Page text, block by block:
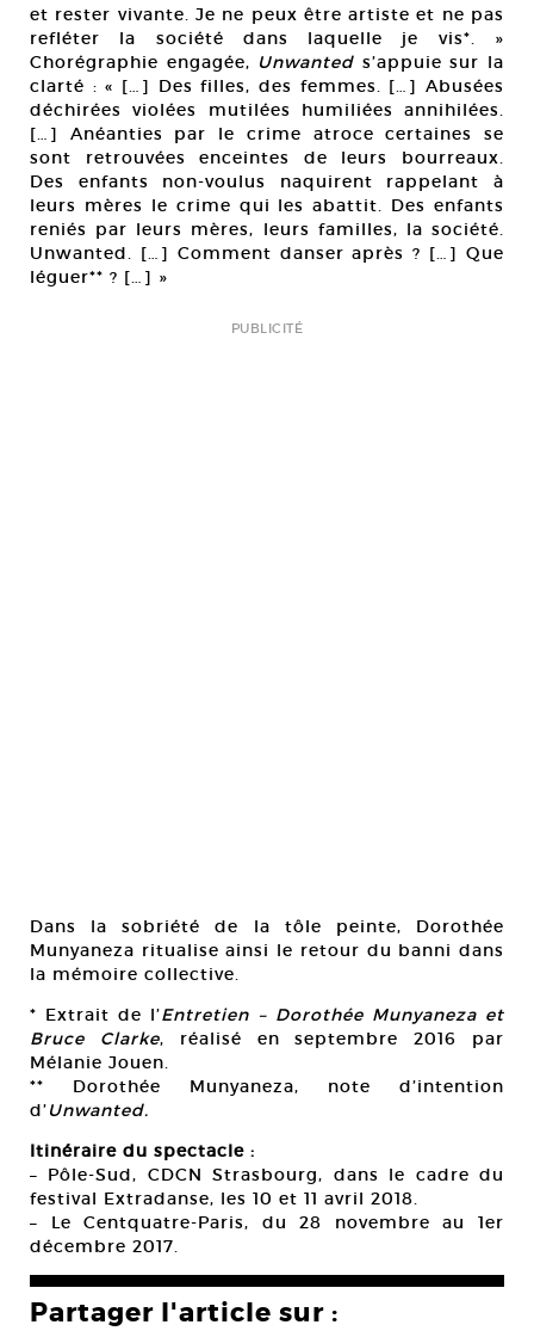
et rester vivante. Je ne peux être artiste et ne pas
refléter la société dans laquelle je vis*. »
Chorégraphie engagée, Unwanted s’appuie sur la
clarté : « […] Des filles, des femmes. […] Abusées
déchirées violées mutilées humiliées annihilées.
[…] Anéanties par le crime atroce certaines se
sont retrouvées enceintes de leurs bourreaux.
Des enfants non-voulus naquirent rappelant à
leurs mères le crime qui les abattit. Des enfants
reniés par leurs mères, leurs familles, la société.
Unwanted. […] Comment danser après ? […] Que
léguer** ? […] »
PUBLICITÉ
Dans la sobriété de la tôle peinte, Dorothée
Munyaneza ritualise ainsi le retour du banni dans
la mémoire collective.
* Extrait de l’Entretien – Dorothée Munyaneza et
Bruce Clarke, réalisé en septembre 2016 par
Mélanie Jouen.
** Dorothée Munyaneza, note d’intention
d’Unwanted.
Itinéraire du spectacle :
– Pôle-Sud, CDCN Strasbourg, dans le cadre du
festival Extradanse, les 10 et 11 avril 2018.
– Le Centquatre-Paris, du 28 novembre au 1er
décembre 2017.
Partager l'article sur :